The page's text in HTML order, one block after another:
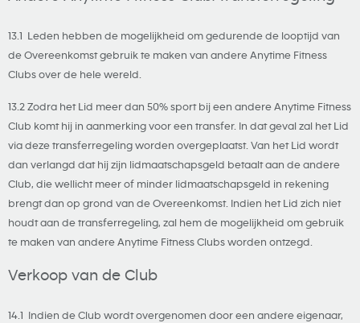
13.1 Leden hebben de mogelijkheid om gedurende de looptijd van
de Overeenkomst gebruik te maken van andere Anytime Fitness
Clubs over de hele wereld.
13.2 Zodra het Lid meer dan 50% sport bij een andere Anytime Fitness
Club komt hij in aanmerking voor een transfer. In dat geval zal het Lid
via deze transferregeling worden overgeplaatst. Van het Lid wordt
dan verlangd dat hij zijn lidmaatschapsgeld betaalt aan de andere
Club, die wellicht meer of minder lidmaatschapsgeld in rekening
brengt dan op grond van de Overeenkomst. Indien het Lid zich niet
houdt aan de transferregeling, zal hem de mogelijkheid om gebruik
te maken van andere Anytime Fitness Clubs worden ontzegd.
Verkoop van de Club
14.1 Indien de Club wordt overgenomen door een andere eigenaar,